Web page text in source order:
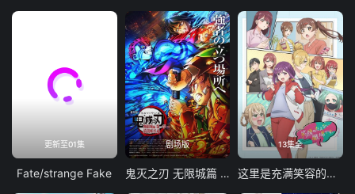
更新至01集
Fate/strange Fake
剧场版
鬼灭之刃 无限城篇 第一章 猗窝座再袭
13集全
这里是充满笑容的职场。